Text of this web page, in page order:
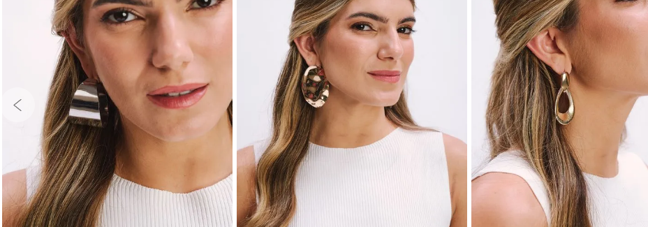
UNICO
ADICIONAR À SACOLA ADICIONAR À SACOLA
UNICO
ADICIONAR À SACOLA